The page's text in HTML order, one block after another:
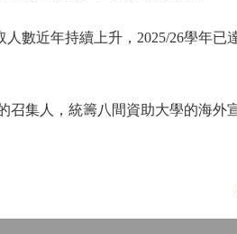
近年持續上升，2025/26學年已
集人，統籌八間資助大學的海外